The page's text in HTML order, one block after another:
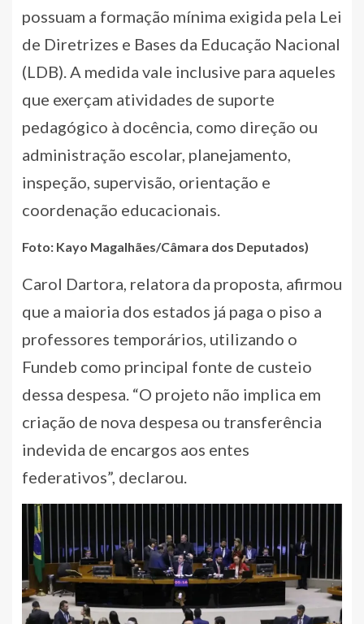
possuam a formação mínima exigida pela Lei
de Diretrizes e Bases da Educação Nacional
(LDB). A medida vale inclusive para aqueles
que exerçam atividades de suporte
pedagógico à docência, como direção ou
administração escolar, planejamento,
inspeção, supervisão, orientação e
coordenação educacionais.
Foto: Kayo Magalhães/Câmara dos Deputados)
Carol Dartora, relatora da proposta, afirmou
que a maioria dos estados já paga o piso a
professores temporários, utilizando o
Fundeb como principal fonte de custeio
dessa despesa. “O projeto não implica em
criação de nova despesa ou transferência
indevida de encargos aos entes
federativos”, declarou.